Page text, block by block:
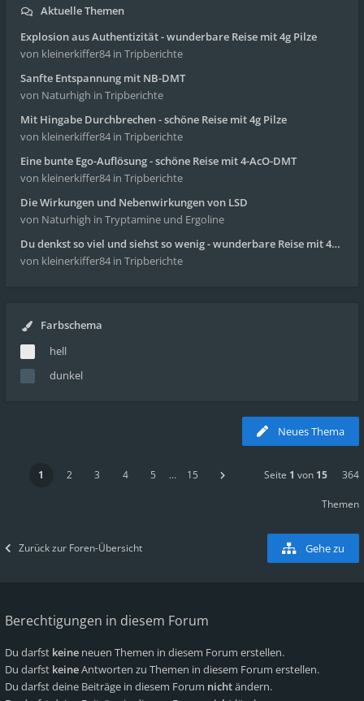
Aktuelle Themen
Explosion aus Authentizität - wunderbare Reise mit 4g Pilze
von kleinerkiffer84 in Tripberichte
Sanfte Entspannung mit NB-DMT
von Naturhigh in Tripberichte
Mit Hingabe Durchbrechen - schöne Reise mit 4g Pilze
von kleinerkiffer84 in Tripberichte
Eine bunte Ego-Auflösung - schöne Reise mit 4-AcO-DMT
von kleinerkiffer84 in Tripberichte
Die Wirkungen und Nebenwirkungen von LSD
von Naturhigh in Tryptamine und Ergoline
Du denkst so viel und siehst so wenig - wunderbare Reise mit 4g Pilze
von kleinerkiffer84 in Tripberichte
Farbschema
hell
dunkel
Neues Thema
1 2 3 4 5 … 15 Seite 1 von 15 364
Themen
Zurück zur Foren-Übersicht Gehe zu
Berechtigungen in diesem Forum
Du darfst keine neuen Themen in diesem Forum erstellen.
Du darfst keineAntworten zu Themen in diesem Forum erstellen.
Du darfst deine Beiträge in diesem Forum nichtändern.